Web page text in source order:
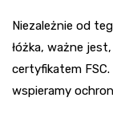
Niezależnie od
łóżka, ważne
certyfikatem
wspieramy